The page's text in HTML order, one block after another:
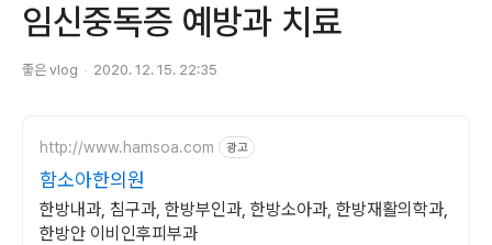
임신중독증 예방과 치료
좋은 vlog 2020. 12. 15. 22:35
http://www.hamsoa.com 광고
함소아한의원
한방내과, 침구과, 한방부인과, 한방소아과, 한방재활의학과,
한방안 이비인후피부과